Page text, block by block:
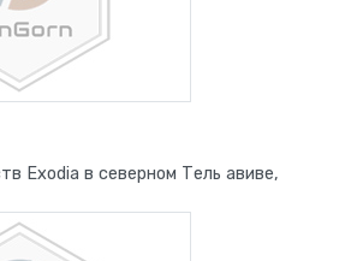
Exodia в северном Тель авиве,